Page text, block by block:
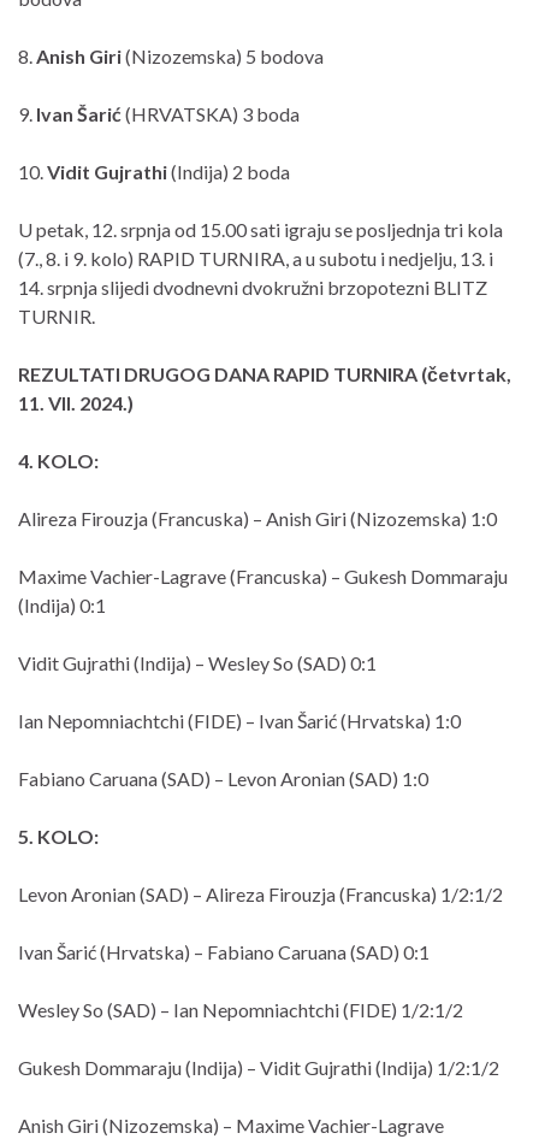
8.Anish Giri(Nizozemska) 5 bodova
9. Ivan Šarić(HRVATSKA) 3 boda
10.Vidit Gujrathi(Indija) 2 boda
U petak, 12. srpnja od 15.00 sati igraju se posljednja tri kola
(7., 8. i 9. kolo) RAPID TURNIRA, a u subotu i nedjelju, 13. i
14. srpnja slijedi dvodnevni dvokružni brzopotezni BLITZ
TURNIR.
REZULTATI DRUGOG DANA RAPID TURNIRA (četvrtak,
11. VII. 2024.)
4. KOLO:
Alireza Firouzja (Francuska) – Anish Giri (Nizozemska) 1:0
Maxime Vachier-Lagrave (Francuska) – Gukesh Dommaraju
(Indija) 0:1
Vidit Gujrathi (Indija) – Wesley So (SAD) 0:1
Ian Nepomniachtchi (FIDE) – Ivan Šarić (Hrvatska) 1:0
Fabiano Caruana (SAD) – Levon Aronian (SAD) 1:0
5. KOLO:
Levon Aronian (SAD) – Alireza Firouzja (Francuska) 1/2:1/2
Ivan Šarić (Hrvatska) – Fabiano Caruana (SAD) 0:1
Wesley So (SAD) – Ian Nepomniachtchi (FIDE) 1/2:1/2
Gukesh Dommaraju (Indija) – Vidit Gujrathi (Indija) 1/2:1/2
Anish Giri (Nizozemska) – Maxime Vachier-Lagrave